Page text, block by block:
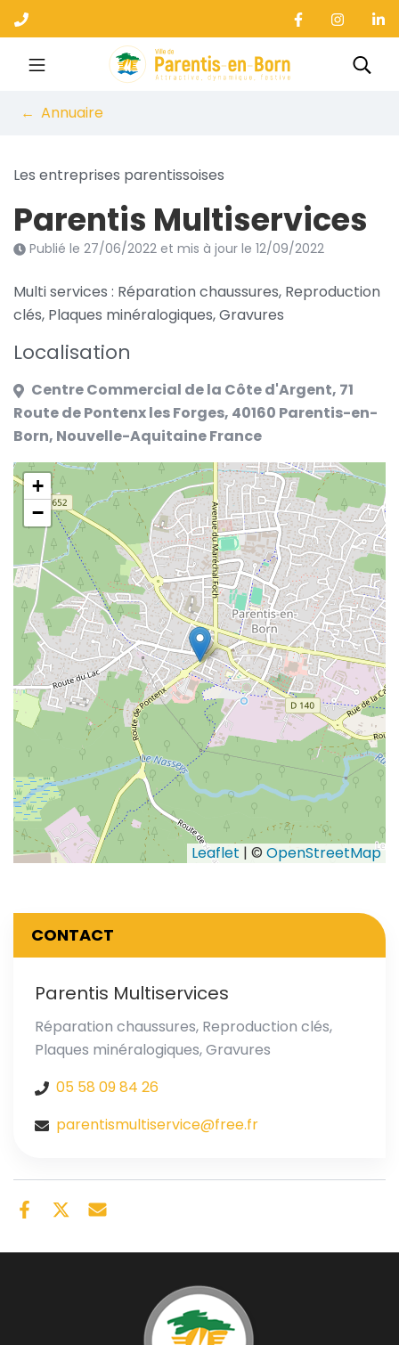
Aller
au
contenu
Ville de Parentis-en-
Annuaire
Les entreprises parentissoises
Parentis Multiservices
Publié le 27/06/2022 et mis à jour le 12/09/2022
Multi services : Réparation chaussures, Reproduction
clés, Plaques minéralogiques, Gravures
Localisation
Centre Commercial de la Côte d'Argent, 71
Route de Pontenx les Forges, 40160 Parentis-en-
Born, Nouvelle-Aquitaine France
+
−
Leaflet | © OpenStreetMap
CONTACT
Parentis Multiservices
Réparation chaussures, Reproduction clés,
Plaques minéralogiques, Gravures
05 58 09 84 26
parentismultiservice@free.fr